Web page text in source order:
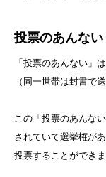
投票のあんない
「投票のあんない」
（同一世帯は封書で送
この「投票のあんな
されていて選挙権が
投票することができま